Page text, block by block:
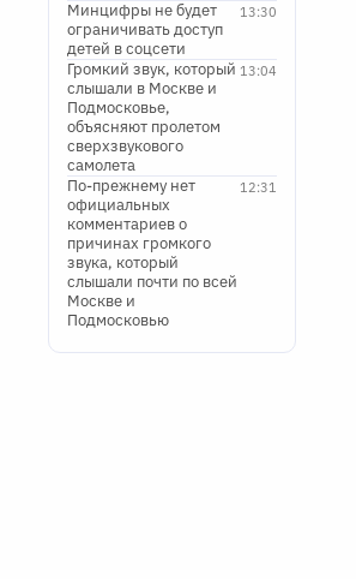
13:30
Минцифры не будет
ограничивать доступ
детей в соцсети
13:04
Громкий звук, который
слышали в Москве и
Подмосковье,
объясняют пролетом
сверхзвукового
самолета
12:31
По-прежнему нет
официальных
комментариев о
причинах громкого
звука, который
слышали почти по всей
Москве и
Подмосковью